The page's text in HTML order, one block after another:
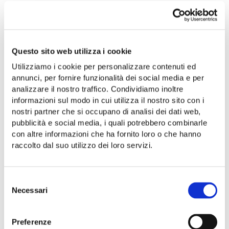
Questo sito web utilizza i cookie
Utilizziamo i cookie per personalizzare contenuti ed
annunci, per fornire funzionalità dei social media e per
analizzare il nostro traffico. Condividiamo inoltre
informazioni sul modo in cui utilizza il nostro sito con i
nostri partner che si occupano di analisi dei dati web,
pubblicità e social media, i quali potrebbero combinarle
con altre informazioni che ha fornito loro o che hanno
raccolto dal suo utilizzo dei loro servizi.
delNecessari
Preferenze
SHOP ONLINE
Olio e olive ammaccate, fichi
secchi, sottoli, confetture, legumi,
conserve, pasta, sughi, vini.
Scopri e acquista online le
eccellenze della Cooperativa